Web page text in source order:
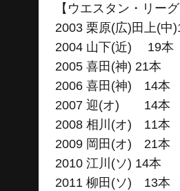
【ウエスタン・リーグ
2003 栗原(広)田上(中
2004 山下(近) 19本
2005 喜田(神) 21本
2006 喜田(神) 14本
2007 迎(オ) 14本
2008 相川(オ) 11本
2009 岡田(オ) 21本
2010 江川(ソ) 14本
2011 柳田(ソ) 13本